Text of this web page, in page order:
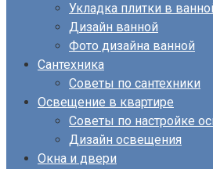
Укладка плитки в
Дизайн ванной
Фото дизайна ванной
Сантехника
Советы по сантехники
Освещение в квартире
Советы по настройке
Дизайн освещения
Окна и двери